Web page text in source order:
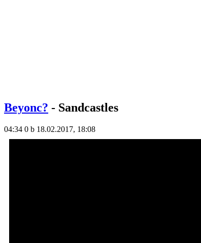
Beyonc? - Sandcastles
04:34 0 b 18.02.2017, 18:08